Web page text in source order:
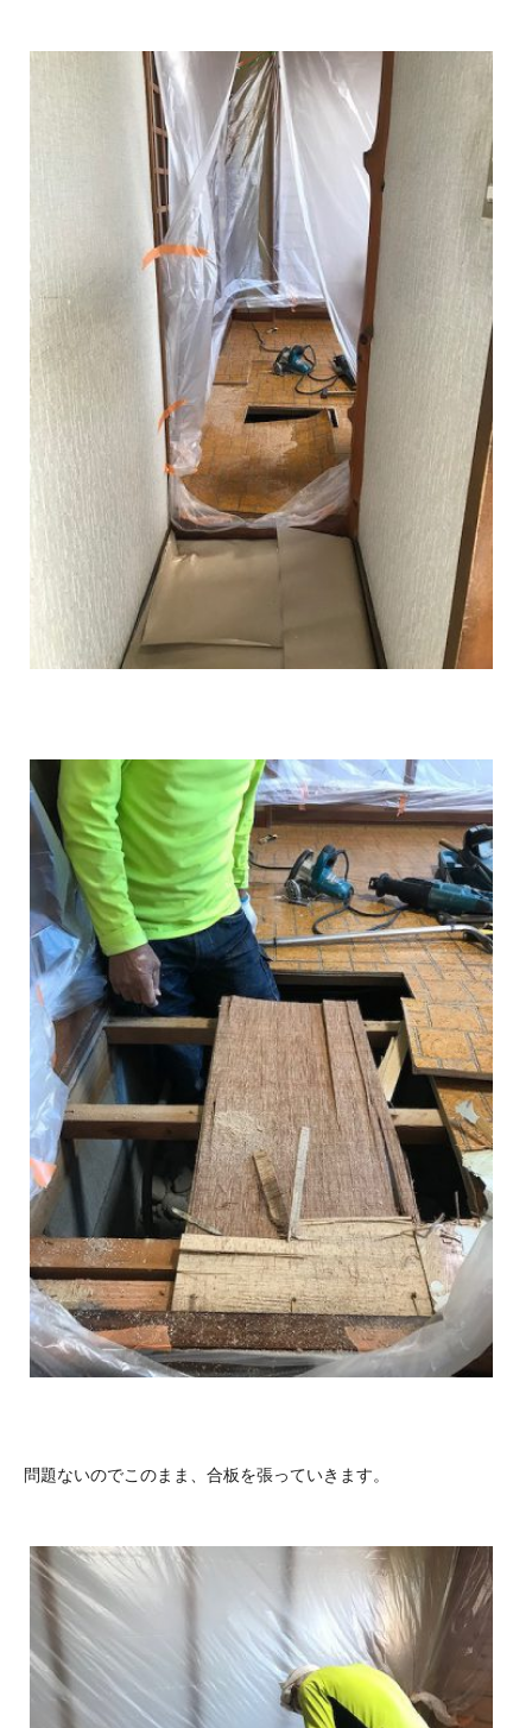
問題ないのでこのまま、合板を張っていきます。